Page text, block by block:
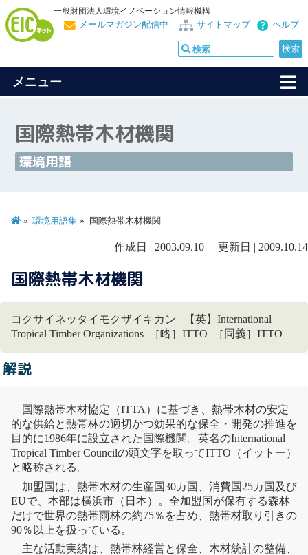
一般財団法人環境イノベーション情報機構
ヘルプ
サイトマップ
メールマガジン配信中
メニュー
国際熱帯木材機関
環境用語
環境用語集 国際熱帯木材機関
作成日 | 2003.09.10 更新日 | 2009.10.14
国際熱帯木材機関
コクサイネッタイモクザイキカン 【英】International
Tropical Timber Organizations ［略］ITTO ［同義］ITTO
解説
国際熱帯木材協定（ITTA ）に基づき、 熱帯木材の安定
的な供給と熱帯林の適切かつ効果的な保全・開発の推進を
目的に1986年に設立された国際機関。英名のInternational
Tropical Timber Councilの頭文字を取ってITTO （イットー）
と略称される。
加盟国は、 熱帯木材の生産国30カ国、消費国25カ国及び
EUで、本部は横浜市（日本）。全加盟国が保有する森林
だけで世界の熱帯雨林の約75％を占め、 熱帯材取り引きの
90％以上を扱っている。
主な活動実績は、 熱帯林経営と保全、木材統計の整備、